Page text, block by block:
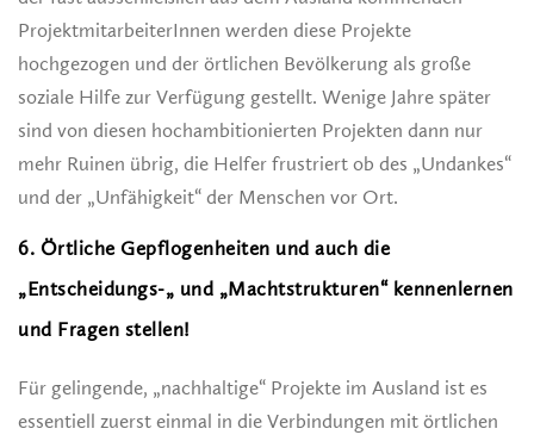
ProjektmitarbeiterInnen werden diese Projekte
hochgezogen und der örtlichen Bevölkerung als große
soziale Hilfe zur Verfügung gestellt. Wenige Jahre später
sind von diesen hochambitionierten Projekten dann nur
mehr Ruinen übrig, die Helfer frustriert ob des „Undankes“
und der „Unfähigkeit“ der Menschen vor Ort.
6. Örtliche Gepflogenheiten und auch die
„Entscheidungs-„ und „Machtstrukturen“ kennenlernen
und Fragen stellen!
Für gelingende, „nachhaltige“ Projekte im Ausland ist es
essentiell zuerst einmal in die Verbindungen mit örtlichen